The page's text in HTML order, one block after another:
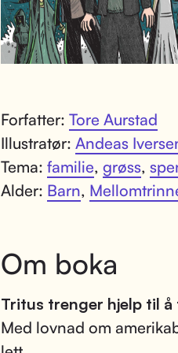
Forfatter: Tore Aurstad
Illustratør: Andeas
Tema: familie, grøss,
Alder: Barn,
Om boka
Tritus trenger hjelp til
Med lovnad om